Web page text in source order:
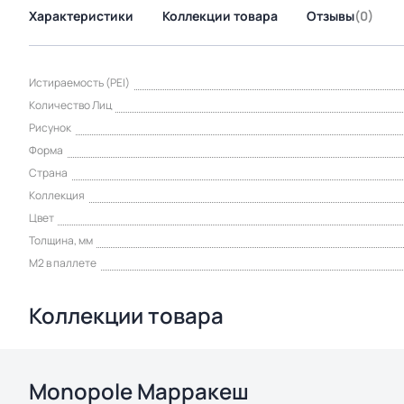
Характеристики Коллекции товара Отзывы(0)
Истираемость (PEI)
Количество Лиц
Рисунок
Форма
Страна
Коллекция
Цвет
Толщина, мм
М2 в паллете
Коллекции товара
Monopole Марракеш